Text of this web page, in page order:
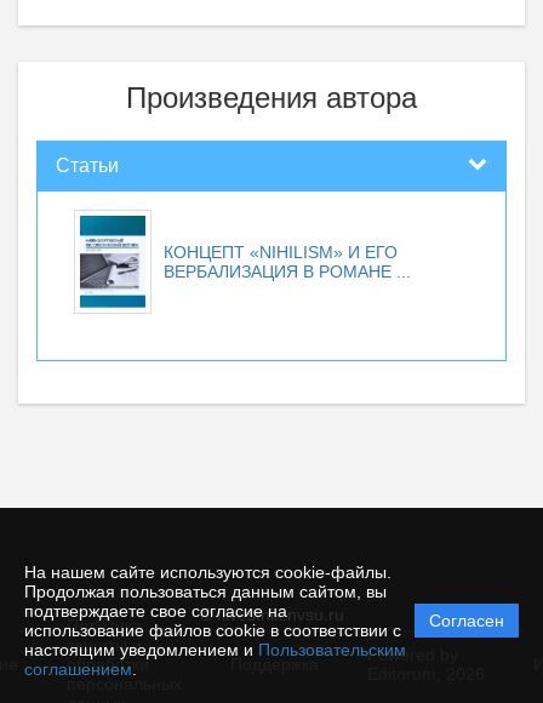
На нашем сайте используются cookie-файлы.
Продолжая пользоваться данным сайтом, вы
подтверждаете свое согласие на
использование файлов cookie в соответствии с
настоящим уведомлением и Пользовательским
соглашением
Согласен
Произведения автора
Статьи
КОНЦЕПТ «NIHILISM» И ЕГО
ВЕРБАЛИЗАЦИЯ В РОМАНЕ ...
© filvestnik.nvsu.ru
Политика
защиты и
обработки
Powered by